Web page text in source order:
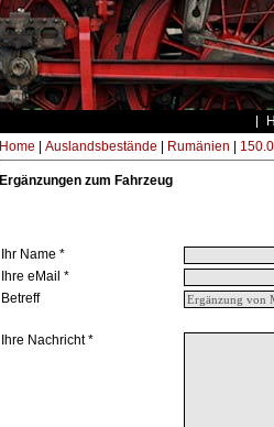
Home Auslandsbestände Rumänien 150.0
Ergänzungen zum Fahrzeug
Ihr Name *
Ihre eMail *
Betreff
Ihre Nachricht *